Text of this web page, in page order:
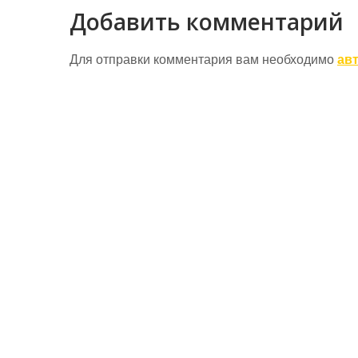
Добавить комментарий
Для отправки комментария вам необходимо